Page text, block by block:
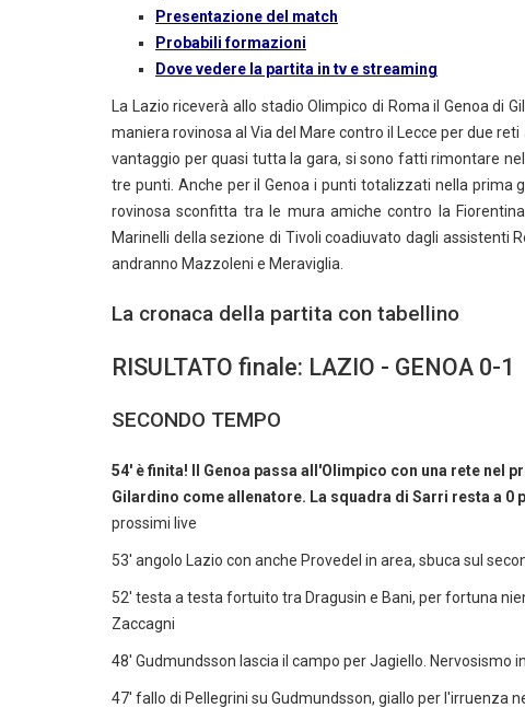
Presentazione del match
Probabili formazioni
Dove vedere la partita in tv e streaming
La Lazio riceverà allo stadio Olimpico di Roma il Genoa di
maniera rovinosa al Via del Mare contro il Lecce per due
vantaggio per quasi tutta la gara, si sono fatti rimontare
tre punti. Anche per il Genoa i punti totalizzati nella
rovinosa sconfitta tra le mura amiche contro la
Marinelli della sezione di Tivoli coadiuvato dagli assistenti
andranno Mazzoleni e Meraviglia.
La cronaca della partita con tabellino
RISULTATO finale: LAZIO - GENOA 0-1
SECONDO TEMPO
54' è finita! Il Genoa passa all'Olimpico con una rete nel
Gilardino come allenatore. La squadra di Sarri resta a 0
prossimi live
53' angolo Lazio con anche Provedel in area, sbuca sul
52' testa a testa fortuito tra Dragusin e Bani, per fortuna
Zaccagni
48' Gudmundsson lascia il campo per Jagiello. Nervosismo
47' fallo di Pellegrini su Gudmundsson, giallo per l'irruenza